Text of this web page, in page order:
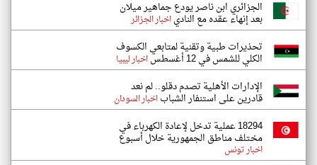
الجزائري ابن ناصر يودع جماهير ميلان
بعد إنهاء عقده مع النادياخبار الجزائر
تحذيرات طبية وتقنية لمتابعي الكسوف
الكلي للشمس في 12 أغسطس اخبار ليبيا
الإدارات الأهلية تصدم دقلو.. لم نعد
قادرين على استنفار الشباباخبار السودان
18294 عملية تدخل لإعادة الكهرباء في
مختلف مناطق الجمهورية خلال أسبوع
اخبار تونس